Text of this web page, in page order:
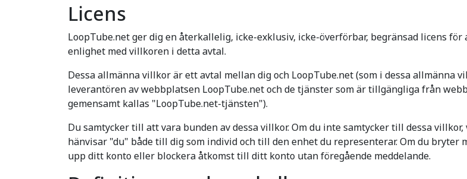
Licens
LoopTube.net ger dig en återkallelig, icke-exklusiv, icke-överförbar, begränsad licens
enlighet med villkoren i detta avtal.
Dessa allmänna villkor är ett avtal mellan dig och LoopTube.net (som i dessa allmänna
leverantören av webbplatsen LoopTube.net och de tjänster som är tillgängliga från
gemensamt kallas "LoopTube.net-tjänsten").
Du samtycker till att vara bunden av dessa villkor. Om du inte samtycker till dessa
hänvisar "du" både till dig som individ och till den enhet du representerar. Om du
upp ditt konto eller blockera åtkomst till ditt konto utan föregående meddelande.